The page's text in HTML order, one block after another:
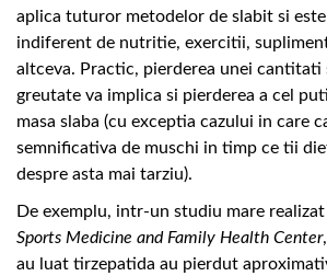
aplica tuturor metodelor de slabit si
indiferent de nutritie, exercitii,
altceva. Practic, pierderea unei cantitati
greutate va implica si pierderea a cel
masa slaba (cu exceptia cazului in care
semnificativa de muschi in timp ce tii
despre asta mai tarziu).
De exemplu, intr-un studiu mare realizat
Sports Medicine and Family Health Center
au luat tirzepatida au pierdut